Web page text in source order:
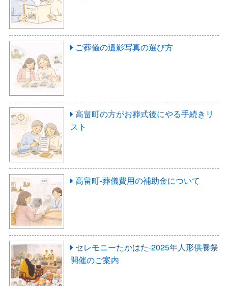
ご葬儀の遺影写真の選び方
高畠町の方がお葬式後にやる手続きリ
スト
高畠町-葬儀費用の補助金について
セレモニーたかはた-2025年人形供養祭
開催のご案内